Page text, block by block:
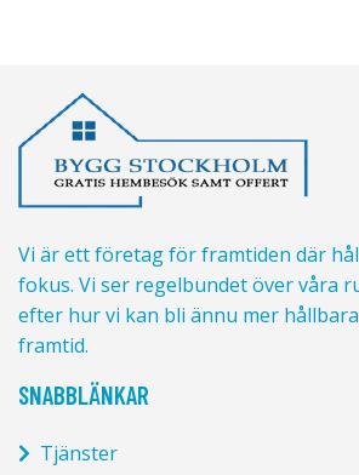
Vi är ett företag för framtiden där
fokus. Vi ser regelbundet över våra
efter hur vi kan bli ännu mer
framtid.
SNABBLÄNKAR
Tjänster